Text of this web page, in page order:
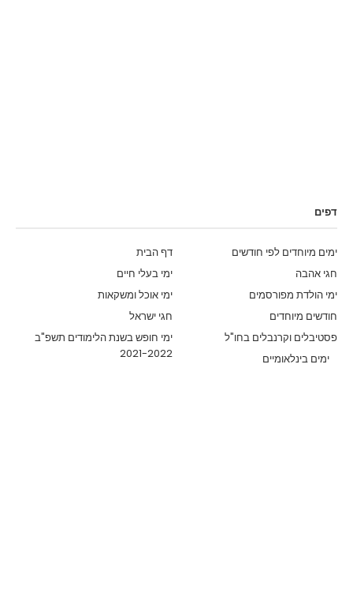
דפים
דף הבית
ימים מיוחדים לפי חודשים
ימי בעלי חיים
חגי אהבה
ימי אוכל ומשקאות
ימי הולדת מפורסמים
חגי ישראל
חודשים מיוחדים
ימי חופש בשנת הלימודים תשפ"ב
2021-2022
פסטיבלים וקרנבלים בחו"ל
ימים בינלאומיים